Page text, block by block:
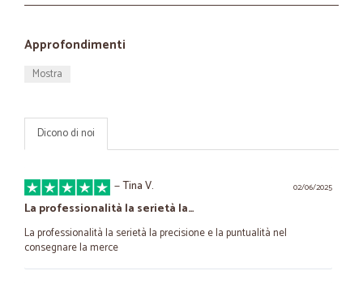
Approfondimenti
Mostra
Dicono di noi
02/06/2025
—Tina V.
La professionalità la serietà la…
La professionalità la serietà la precisione e la puntualità nel
consegnare la merce